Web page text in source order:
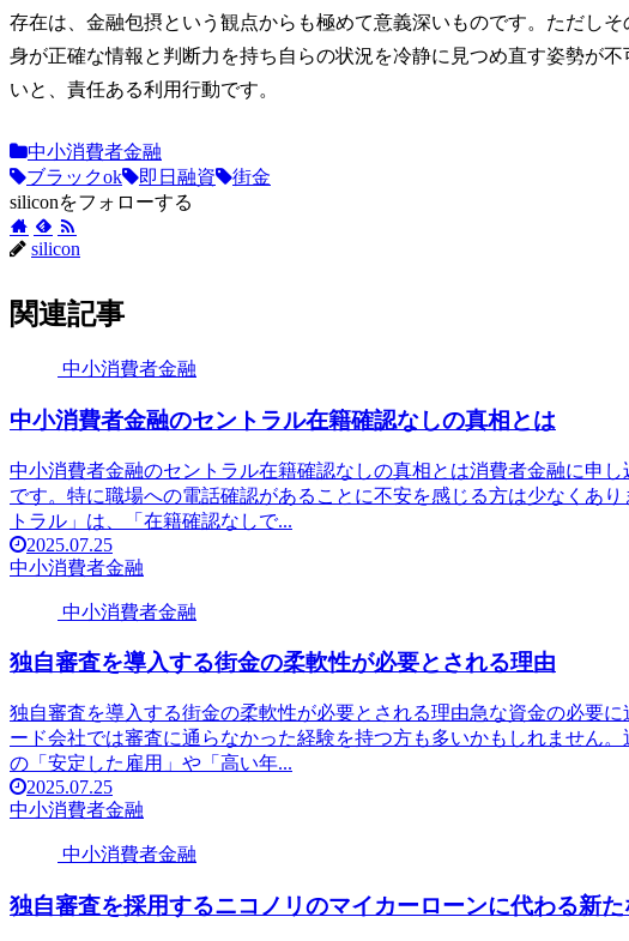
存在は、金融包摂という観点からも極めて意義深いものです。ただし
身が正確な情報と判断力を持ち自らの状況を冷静に見つめ直す姿勢が
いと、責任ある利用行動です。
中小消費者金融
ブラックok
即日融資
街金
siliconをフォローする
silicon
関連記事
中小消費者金融
中小消費者金融のセントラル在籍確認なしの真相とは
中小消費者金融のセントラル在籍確認なしの真相とは消費者金融に申
です。特に職場への電話確認があることに不安を感じる方は少なくあ
トラル」は、「在籍確認なしで...
2025.07.25
中小消費者金融
中小消費者金融
独自審査を導入する街金の柔軟性が必要とされる理由
独自審査を導入する街金の柔軟性が必要とされる理由急な資金の必要
ード会社では審査に通らなかった経験を持つ方も多いかもしれません
の「安定した雇用」や「高い年...
2025.07.25
中小消費者金融
中小消費者金融
独自審査を採用するニコノリのマイカーローンに代わる新